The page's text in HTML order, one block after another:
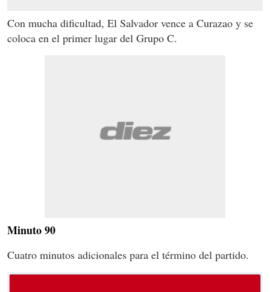
Con mucha dificultad, El Salvador vence a Curazao y se
coloca en el primer lugar del Grupo C.
Minuto 90
Cuatro minutos adicionales para el término del partido.